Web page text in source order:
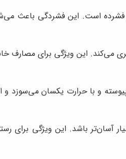
فشرده است. این فشردگی باعث
می‌کند. این ویژگی برای مصارف
و با حرارت یکسان می‌سوزد و
باشد. این ویژگی برای